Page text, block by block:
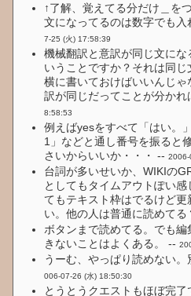
↑了解、覚えてる分だけ＿を
文になってるのは数字でも
7-25 (火) 17:58:39
機械翻訳と意訳が同じ文に
いうことですか？それは同
横に書いておけばいいんじ
訳が同じだってことが分か
8:58:53
例えばyesをすべて「はい。
1」などと通し番号を振ると
さいからいいか・・・ --2006-
台詞が多いせいか、WIKIの
としてもタイムアウトぽい
てもテキスト枠はでるけど
い。他の人は普通に読めて
ボタンまで読めてる。でも
きないことはよくある。 --
うーむ、やっぱり読めない
006-07-26 (水) 18:50:30
とうとうクエストもほぼ完